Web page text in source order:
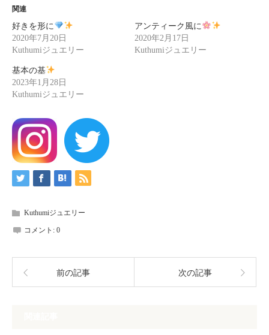
関連
好きを形に
2020年7月20日
Kuthumiジュエリー
アンティーク風に
2020年2月17日
Kuthumiジュエリー
基本の基
2023年1月28日
Kuthumiジュエリー
Kuthumiジュエリー
コメント: 0
前の記事 次の記事